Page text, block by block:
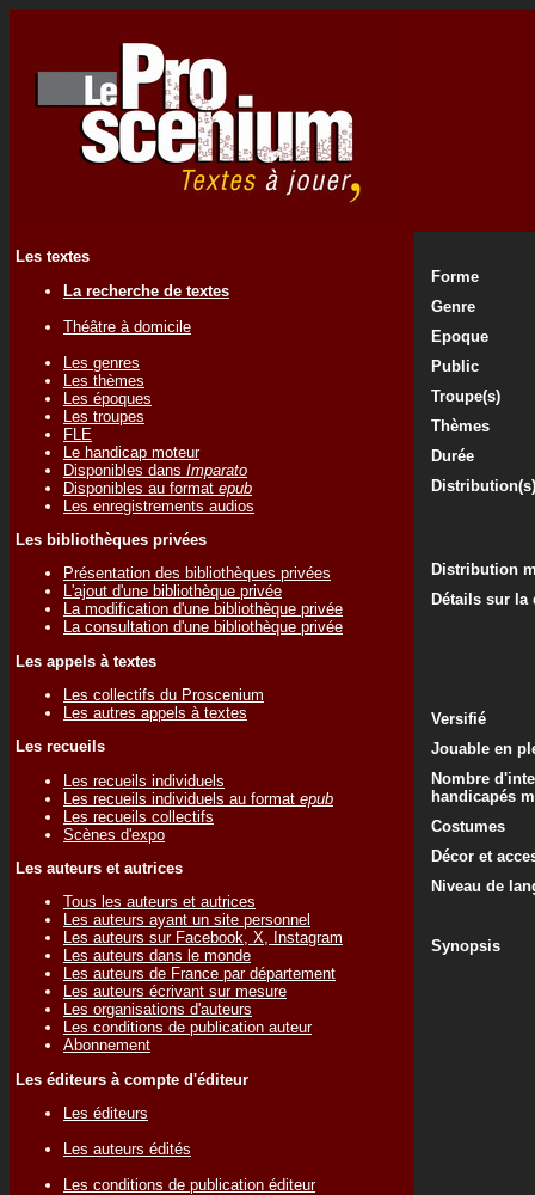
Les textes
La recherche de textes
Théâtre à domicile
Les genres
Les thèmes
Les époques
Les troupes
FLE
Le handicap moteur
Disponibles dans Imparato
Disponibles au format epub
Les enregistrements audios
Les bibliothèques privées
Présentation des bibliothèques privées
L'ajout d'une bibliothèque privée
La modification d'une bibliothèque privée
La consultation d'une bibliothèque privée
Les appels à textes
Les collectifs du Proscenium
Les autres appels à textes
Les recueils
Les recueils individuels
Les recueils individuels au format epub
Les recueils collectifs
Scènes d'expo
Les auteurs et autrices
Tous les auteurs et autrices
Les auteurs ayant un site personnel
Les auteurs sur Facebook, X, Instagram
Les auteurs dans le monde
Les auteurs de France par département
Les auteurs écrivant sur mesure
Les organisations d'auteurs
Les conditions de publication auteur
Abonnement
Les éditeurs à compte d'éditeur
Les éditeurs
Les auteurs édités
Les conditions de publication éditeur
Forme
Genre
Epoque
Public
Troupe(s)
Thèmes
Durée
Distribution(s)
Distribution
Détails sur
Versifié
Jouable en
Nombre
handicapés
Costumes
Décor et
Niveau de
Synopsis